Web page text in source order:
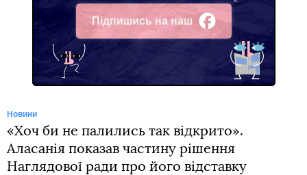
Підпишись на наш
Facebook
Новини
«Хоч би не палились так відкрито».
Аласанія показав частину рішення
Наглядової ради про його відставку